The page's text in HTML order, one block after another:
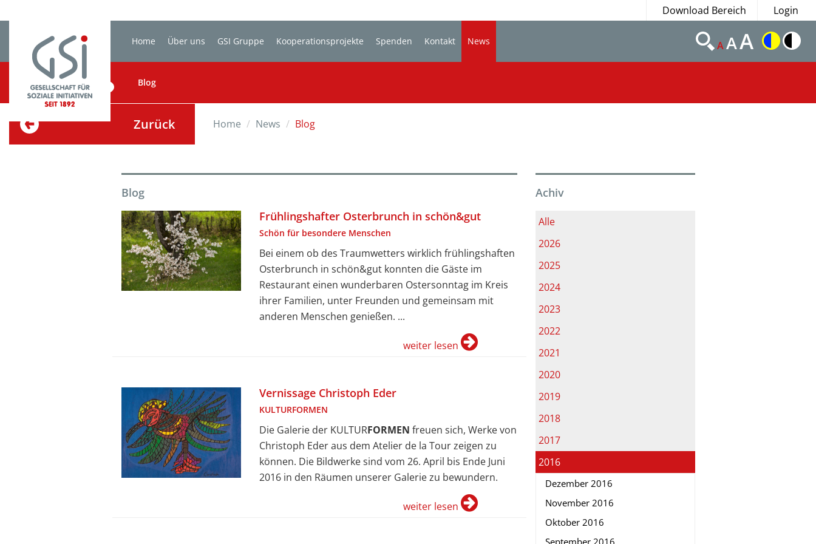
Download Bereich Login
Home Über uns GSI Gruppe Kooperationsprojekte Spenden Kontakt News
Blog
AAA
BLOG
Zurück Home News Blog
Achiv
Alle
2026
2025
2024
2023
2022
2021
2020
2019
2018
2017
2016
Dezember 2016
November 2016
Oktober 2016
September 2016
Blog
Frühlingshafter Osterbrunch in schön&gut
Schön für besondere Menschen
Bei einem ob des Traumwetters wirklich frühlingshaften
Osterbrunch in schön&gut konnten die Gäste im
Restaurant einen wunderbaren Ostersonntag im Kreis
ihrer Familien, unter Freunden und gemeinsam mit
anderen Menschen genießen. ...
weiter lesen
Vernissage Christoph Eder
KULTURFORMEN
Die Galerie der KULTURFORMEN freuen sich, Werke von
Christoph Eder aus dem Atelier de la Tour zeigen zu
können. Die Bildwerke sind vom 26. April bis Ende Juni
2016 in den Räumen unserer Galerie zu bewundern.
weiter lesen